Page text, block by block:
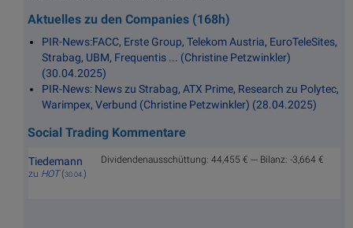
Aktuelles zu den Companies (168h)
PIR-News:FACC, Erste Group, Telekom Austria, EuroTeleSites,
Strabag, UBM, Frequentis ... (Christine Petzwinkler)
(30.04.2025)
PIR-News: News zu Strabag, ATX Prime, Research zu Polytec,
Warimpex, Verbund (Christine Petzwinkler) (28.04.2025)
Social Trading Kommentare
Tiedemann
zu HOT(30.04. )
Dividendenausschüttung: 44,455 € --- Bilanz: -3,664 €